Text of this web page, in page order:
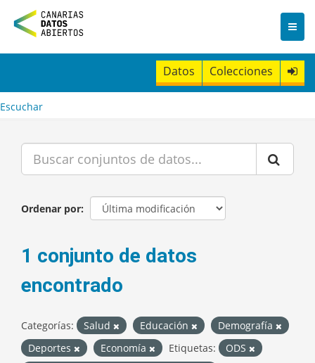
n
t
Datos Colecciones
Escuchar
Ordenar por
1 conjunto de datos
encontrado
Categorías: Salud Educación
Demografía
Deportes
Economía Etiquetas:
ODS